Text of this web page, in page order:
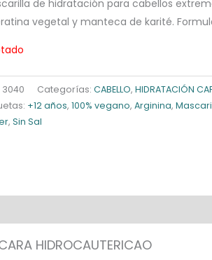
de hidratación para cabellos
vegetal y manteca de karité.
3040 Categorías: CABELLO, HIDRATACIÓN
+12 años, 100% vegano, Arginina,
, Sin Sal
HIDROCAUTERICAO